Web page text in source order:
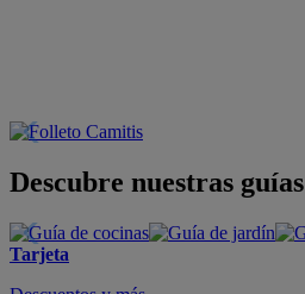
Descubre nuestras guías
Tarjeta